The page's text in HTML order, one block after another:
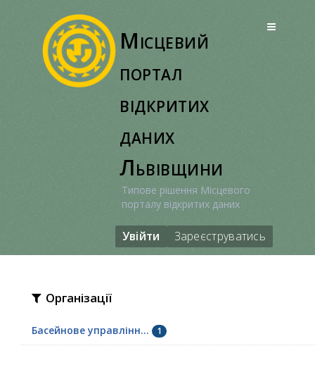
Місцевий
портал
відкритих
даних
Львівщини
Типове рішення Місцевого
порталу відкритих даних
Увійти Зареєструватись
Організації
Басейнове управлінн... 1